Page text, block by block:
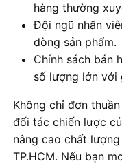
hàng thường
Đội ngũ nhân
dòng sản phẩm.
Chính sách bán
số lượng lớn với
Không chỉ đơn
đối tác chiến lược
nâng cao chất
TP.HCM. Nếu bạn